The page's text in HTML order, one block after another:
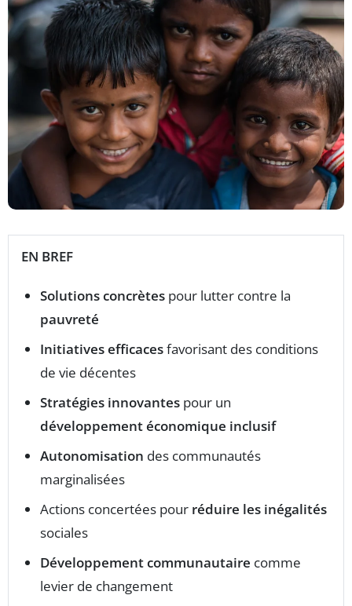
EN BREF
Solutions concrètes pour lutter contre la
pauvreté
Initiatives efficacesfavorisant des conditions
de vie décentes
Stratégies innovantes pour un
développement économique inclusif
Autonomisation des communautés
marginalisées
Actions concertées pour réduire les inégalités
sociales
Développement communautaire comme
levier de changement